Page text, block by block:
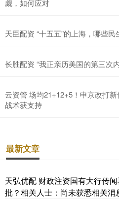
觑，如何应对
天臣配资 “十五五”的上海，哪些
长胜配资 “我正亲历美国的第三次
云资管 场均21+12+5！申京改打
战术获支持
最新文章
天弘优配 财政注资国有大行传
批？相关人士：尚未获悉相关消